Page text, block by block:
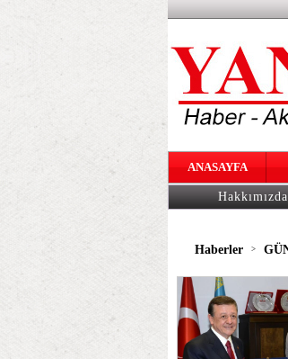
ANASAYFA
Hakkımızda
Haberler >